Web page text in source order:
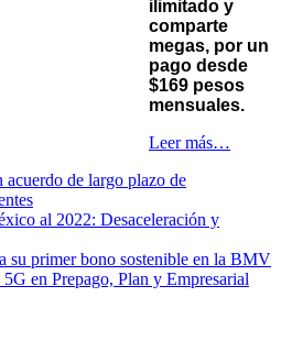
ilimitado y
comparte
megas, por un
pago desde
$169 pesos
mensuales.
Leer más…
de largo plazo de
al 2022: Desaceleración y
su primer bono sostenible en la BMV
en Prepago, Plan y Empresarial